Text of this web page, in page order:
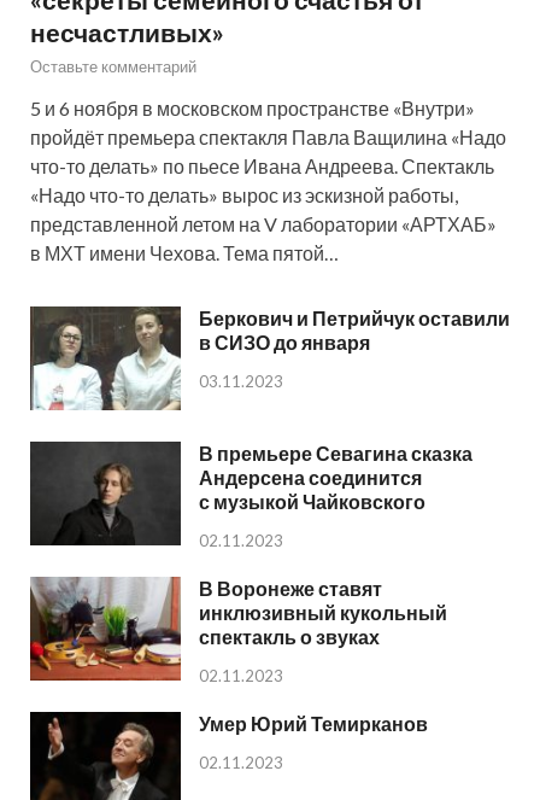
несчастливых»
Оставьте комментарий
5 и 6 ноября в московском пространстве «Внутри»
пройдёт премьера спектакля Павла Ващилина «Надо
что-то делать» по пьесе Ивана Андреева. Спектакль
«Надо что-то делать» вырос из эскизной работы,
представленной летом на V лаборатории «АРТХАБ»
в МХТ имени Чехова. Тема пятой…
Беркович и Петрийчук оставили
в СИЗО до января
03.11.2023
В премьере Севагина сказка
Андерсена соединится
с музыкой Чайковского
02.11.2023
В Воронеже ставят
инклюзивный кукольный
спектакль о звуках
02.11.2023
Умер Юрий Темирканов
02.11.2023